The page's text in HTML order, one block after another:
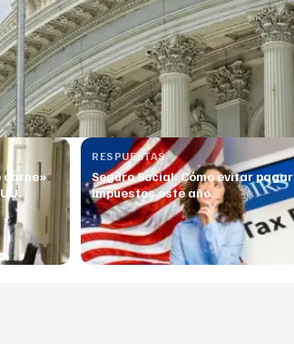
carne»
RESPUESTAS
Seguro Social: Cómo evitar pagar
impuestos este año